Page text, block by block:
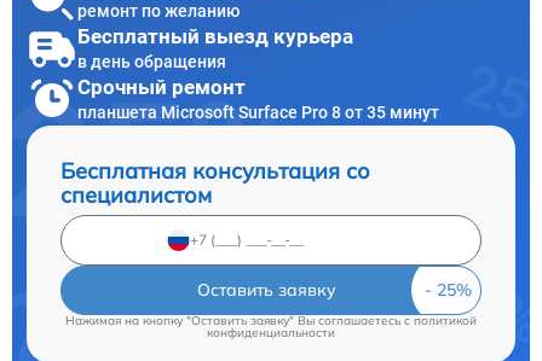
ремонт по желанию
Бесплатный выезд курьера
в день обращения
Срочный ремонт
планшета Microsoft Surface Pro 8 от 35 минут
Бесплатная консультация со
специалистом
Оставить заявку
Нажимая на кнопку "Оставить заявку" Вы соглашаетесь cполитикой
конфиденциальности